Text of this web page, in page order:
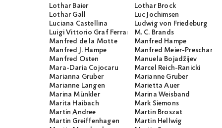
Lothar Baier
Lothar Brock
Lothar Gall
Luc Jochimsen
Luciana Castellina
Ludwig von Friedeburg
Luigi Vittorio Graf Ferraris
M. C. Brands
Manfred de la Motte
Manfred Hampe
Manfred J. Hampe
Manfred Meier-Preschany
Manfred Osten
Manuela Bojadžijev
Mara-Daria Cojocaru
Marcel Reich-Ranicki
Marianna Gruber
Marianne Gruber
Marianne Langen
Marietta Auer
Marina Münkler
Marina Weisband
Marita Haibach
Mark Siemons
Martin Andree
Martin Broszat
Martin Greiffenhagen
Martin Hellwig